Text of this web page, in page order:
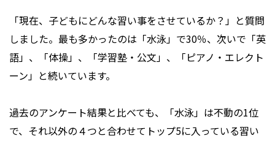
「現在、子どもにどんな習い事をさせているか？」と質問
しました。最も多かったのは「水泳」で30％、次いで「英
語」、「体操」、「学習塾・公文」、「ピアノ・エレクト
ーン」と続いています。
過去のアンケート結果と比べても、「水泳」は不動の1位
で、それ以外の４つと合わせてトップ5に入っている習い